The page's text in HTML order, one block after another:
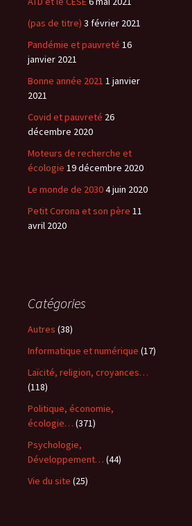
(pas de titre) 3 février 2021
Pandémie et pauvreté 16
janvier 2021
Bonne année 2021 1 janvier
2021
Covid et pauvreté 26
décembre 2020
Moteurs de recherche et
écologie 19 décembre 2020
Le monde de 20304 juin 2020
Petit Corona et son père 11
avril 2020
Catégories
Autres (38)
Informatique et numérique (17)
Laïcité, religion, croyances…
(118)
Politique, économie,
écologie… (371)
Psychologie,
Développement… (44)
Vie du site (25)